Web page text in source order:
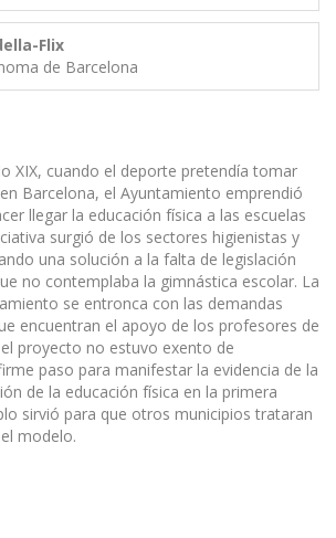
Flix
de Barcelona
XIX, cuando el deporte pretendía tomar
Barcelona, el Ayuntamiento emprendió
llegar la educación física a las escuelas
surgió de los sectores higienistas y
una solución a la falta de legislación
no contemplaba la gimnástica escolar. La
se entronca con las demandas
encuentran el apoyo de los profesores de
proyecto no estuvo exento de
paso para manifestar la evidencia de la
de la educación física en la primera
sirvió para que otros municipios trataran
modelo.